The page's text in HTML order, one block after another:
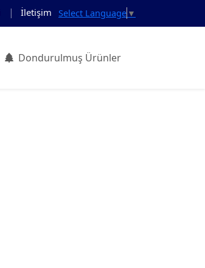
İletişim Select Language ▼
Dondurulmuş Ürünler